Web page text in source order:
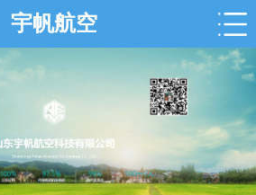
宇帆航空